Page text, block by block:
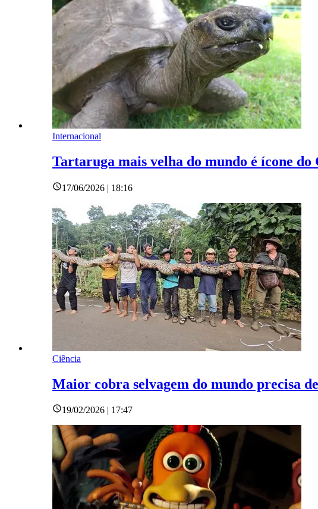
Internacional
Tartaruga mais velha do mundo é ícone
17/06/2026 | 18:16
Ciência
Maior cobra selvagem do mundo precisa
19/02/2026 | 17:47